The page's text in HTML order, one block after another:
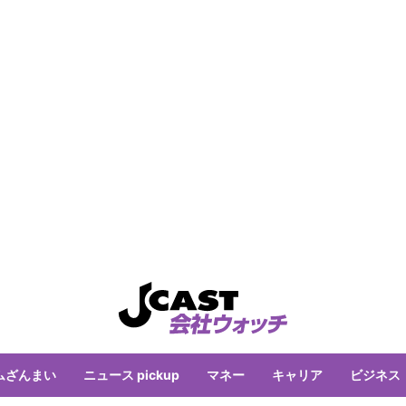
ざんまい ニュース pickup マネー キャリア ビジネス